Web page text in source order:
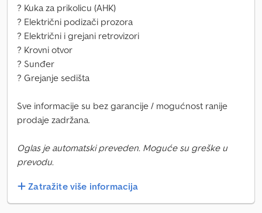
? Kuka za prikolicu (AHK)
? Električni podizači prozora
? Električni i grejani retrovizori
? Krovni otvor
? Sunđer
? Grejanje sedišta
Sve informacije su bez garancije / mogućnost ranije
prodaje zadržana.
Oglas je automatski preveden. Moguće su greške u
prevodu.
Zatražite više informacija